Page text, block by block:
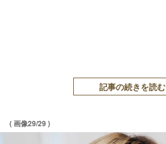
記事の続きを読む
( 画像29/29 )